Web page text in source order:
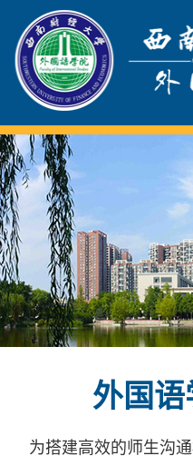
外国语
为搭建高效的师生沟